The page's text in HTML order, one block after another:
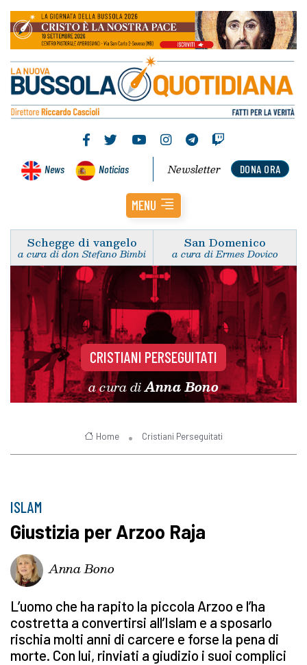
News Noticias DONA ORA
Newsletter
MENU
Schegge di vangelo
a cura di don Stefano Bimbi
San Domenico
a cura di Ermes Dovico
CRISTIANI PERSEGUITATI
a cura diAnna Bono
Home Cristiani Perseguitati
ISLAM
Giustizia per Arzoo Raja
Anna Bono
L’uomo che ha rapito la piccola Arzoo e l’ha
costretta a convertirsi all’Islam e a sposarlo
rischia molti anni di carcere e forse la pena di
morte. Con lui, rinviati a giudizio i suoi complici